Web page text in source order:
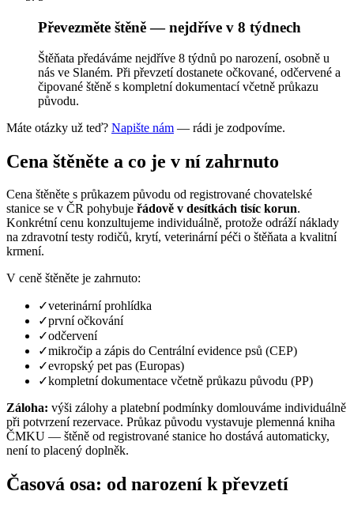
Převezměte štěně — nejdříve v 8 týdnech
Štěňata předáváme nejdříve 8 týdnů po narození, osobně u
nás ve Slaném. Při převzetí dostanete očkované, odčervené a
čipované štěně s kompletní dokumentací včetně průkazu
původu.
Máte otázky už teď? Napište nám — rádi je zodpovíme.
Cena štěněte a co je v ní zahrnuto
Cena štěněte s průkazem původu od registrované chovatelské
stanice se v ČR pohybuje řádově v desítkách tisíc korun.
Konkrétní cenu konzultujeme individuálně, protože odráží náklady
na zdravotní testy rodičů, krytí, veterinární péči o štěňata a kvalitní
krmení.
V ceně štěněte je zahrnuto:
✓veterinární prohlídka
✓první očkování
✓odčervení
✓mikročip a zápis do Centrální evidence psů (CEP)
✓evropský pet pas (Europas)
✓kompletní dokumentace včetně průkazu původu (PP)
Záloha: výši zálohy a platební podmínky domlouváme individuálně
při potvrzení rezervace. Průkaz původu vystavuje plemenná kniha
ČMKU — štěně od registrované stanice ho dostává automaticky,
není to placený doplněk.
Časová osa: od narození k převzetí